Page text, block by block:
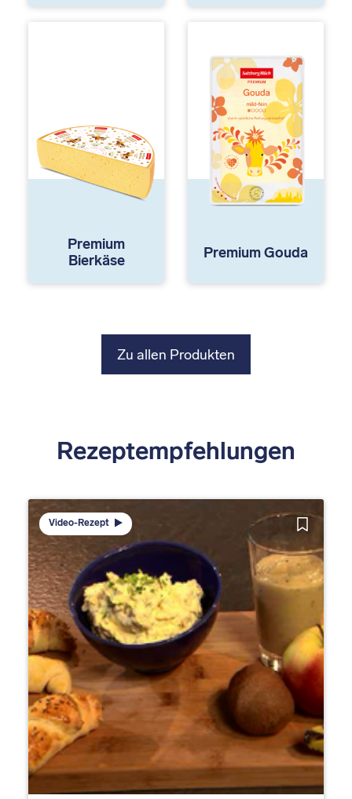
Premium
Bierkäse
Premium Gouda
Zu allen Produkten
Rezeptempfehlungen
Video-Rezept